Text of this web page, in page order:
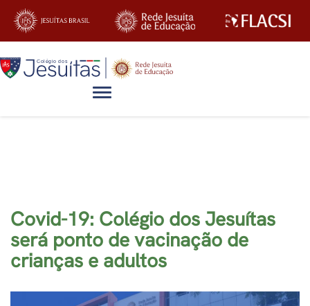
Alternar navegação
Covid-19: Colégio dos Jesuítas
será ponto de vacinação de
crianças e adultos